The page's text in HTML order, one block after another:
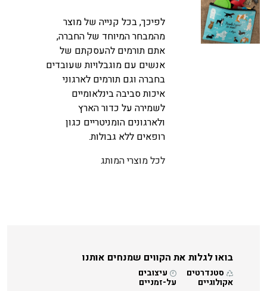
לפיכך, בכל קנייה של מוצר
מהמבחר המיוחד של החברה,
אתם תורמים להעסקתם של
אנשים עם מוגבלויות שעובדים
בחברה וגם תורמים לארגוני
איכות סביבה בינלאומיים
לשמירה על כדור הארץ
ולארגונים הומניטריים כגון
רופאים ללא גבולות.
לכל מוצרי המותג
בואו לגלות את הקווים שמנחים אותנו
סטנדרטים
אקולוגיים
עיצובים
על-זמניים